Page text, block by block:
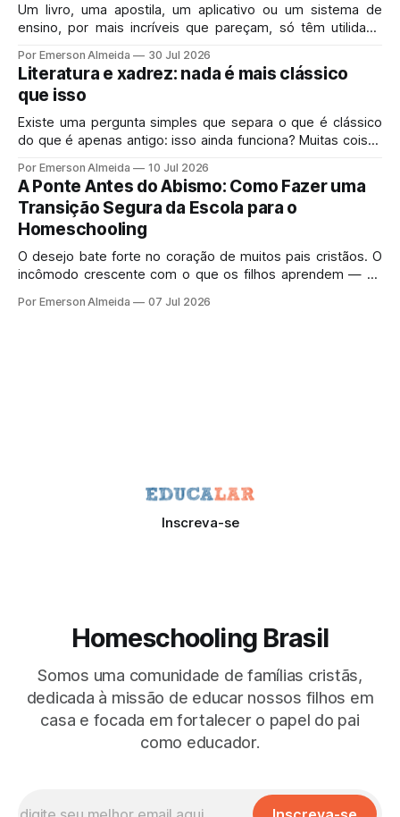
Um livro, uma apostila, um aplicativo ou um sistema de
ensino, por mais incríveis que pareçam, só têm utilidade
hoje em casa.
Por Emerson Almeida 30 Jul 2026
Literatura e xadrez: nada é mais clássico
que isso
Existe uma pergunta simples que separa o que é clássico
do que é apenas antigo: isso ainda funciona? Muitas coisas
Por Emerson Almeida 10 Jul 2026
A Ponte Antes do Abismo: Como Fazer uma
Transição Segura da Escola para o
Homeschooling
O desejo bate forte no coração de muitos pais cristãos. O
incômodo crescente com o que os filhos aprendem — ou
gera uma pressa perfeitamente legítima.
Por Emerson Almeida 07 Jul 2026
Inscreva-se
Homeschooling Brasil
Somos uma comunidade de famílias cristãs,
dedicada à missão de educar nossos filhos em
casa e focada em fortalecer o papel do pai
como educador.